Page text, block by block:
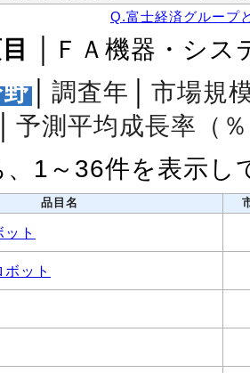
Q.富士経済グループ
│ＦＡ機器・シ
調査年
市場規
予測平均成長率（
、1～36件を表示し
品目名
ト
ット